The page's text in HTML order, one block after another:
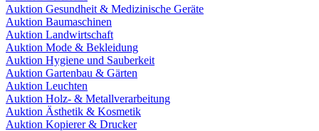
Auktion Gesundheit & Medizinische Geräte
Auktion Baumaschinen
Auktion Landwirtschaft
Auktion Mode & Bekleidung
Auktion Hygiene und Sauberkeit
Auktion Gartenbau & Gärten
Auktion Leuchten
Auktion Holz- & Metallverarbeitung
Auktion Ästhetik & Kosmetik
Auktion Kopierer & Drucker